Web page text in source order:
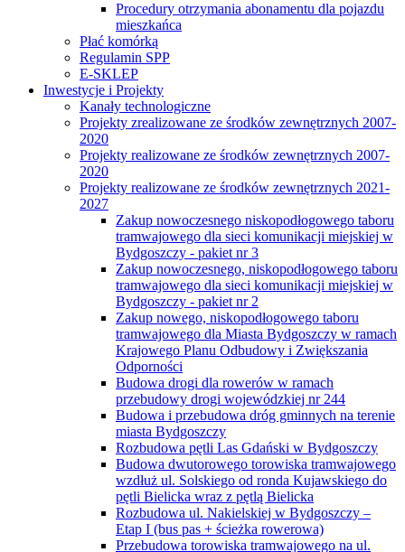
Procedury otrzymania abonamentu dla pojazdu
mieszkańca
Płać komórką
Regulamin SPP
E-SKLEP
Inwestycje i Projekty
Kanały technologiczne
Projekty zrealizowane ze środków zewnętrznych 2007-
2020
Projekty realizowane ze środków zewnętrznych 2007-
2020
Projekty realizowane ze środków zewnętrznych 2021-
2027
Zakup nowoczesnego niskopodłogowego taboru
tramwajowego dla sieci komunikacji miejskiej w
Bydgoszczy - pakiet nr 3
Zakup nowoczesnego, niskopodłogowego taboru
tramwajowego dla sieci komunikacji miejskiej w
Bydgoszczy - pakiet nr 2
Zakup nowego, niskopodłogowego taboru
tramwajowego dla Miasta Bydgoszczy w ramach
Krajowego Planu Odbudowy i Zwiększania
Odporności
Budowa drogi dla rowerów w ramach
przebudowy drogi wojewódzkiej nr 244
Budowa i przebudowa dróg gminnych na terenie
miasta Bydgoszczy
Rozbudowa pętli Las Gdański w Bydgoszczy
Budowa dwutorowego torowiska tramwajowego
wzdłuż ul. Solskiego od ronda Kujawskiego do
pętli Bielicka wraz z pętlą Bielicka
Rozbudowa ul. Nakielskiej w Bydgoszczy –
Etap I (bus pas + ścieżka rowerowa)
Przebudowa torowiska tramwajowego na ul.